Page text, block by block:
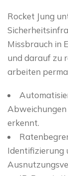
Rocket Jung
Missbrauch in
und darauf zu
arbeiten
erkennt.
Identifizierung